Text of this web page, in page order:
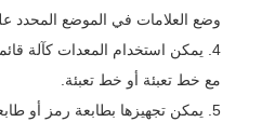
وضع العلامات في الموضع المحدد
4. يمكن استخدام المعدات كآلة
مع خط تعبئة أو خط تعبئة.
5. يمكن تجهيزها بطابعة رمز أو